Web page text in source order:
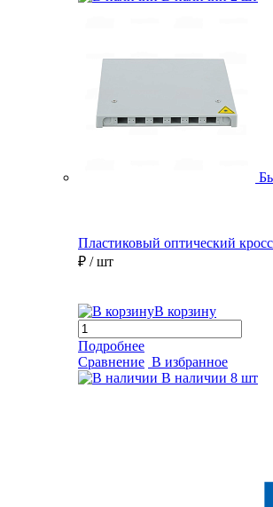
Пластиковый оптический
₽ / шт
В корзину
Подробнее
Сравнение В избранное
В наличии 8 шт